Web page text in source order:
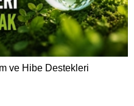
ve Hibe Destekleri